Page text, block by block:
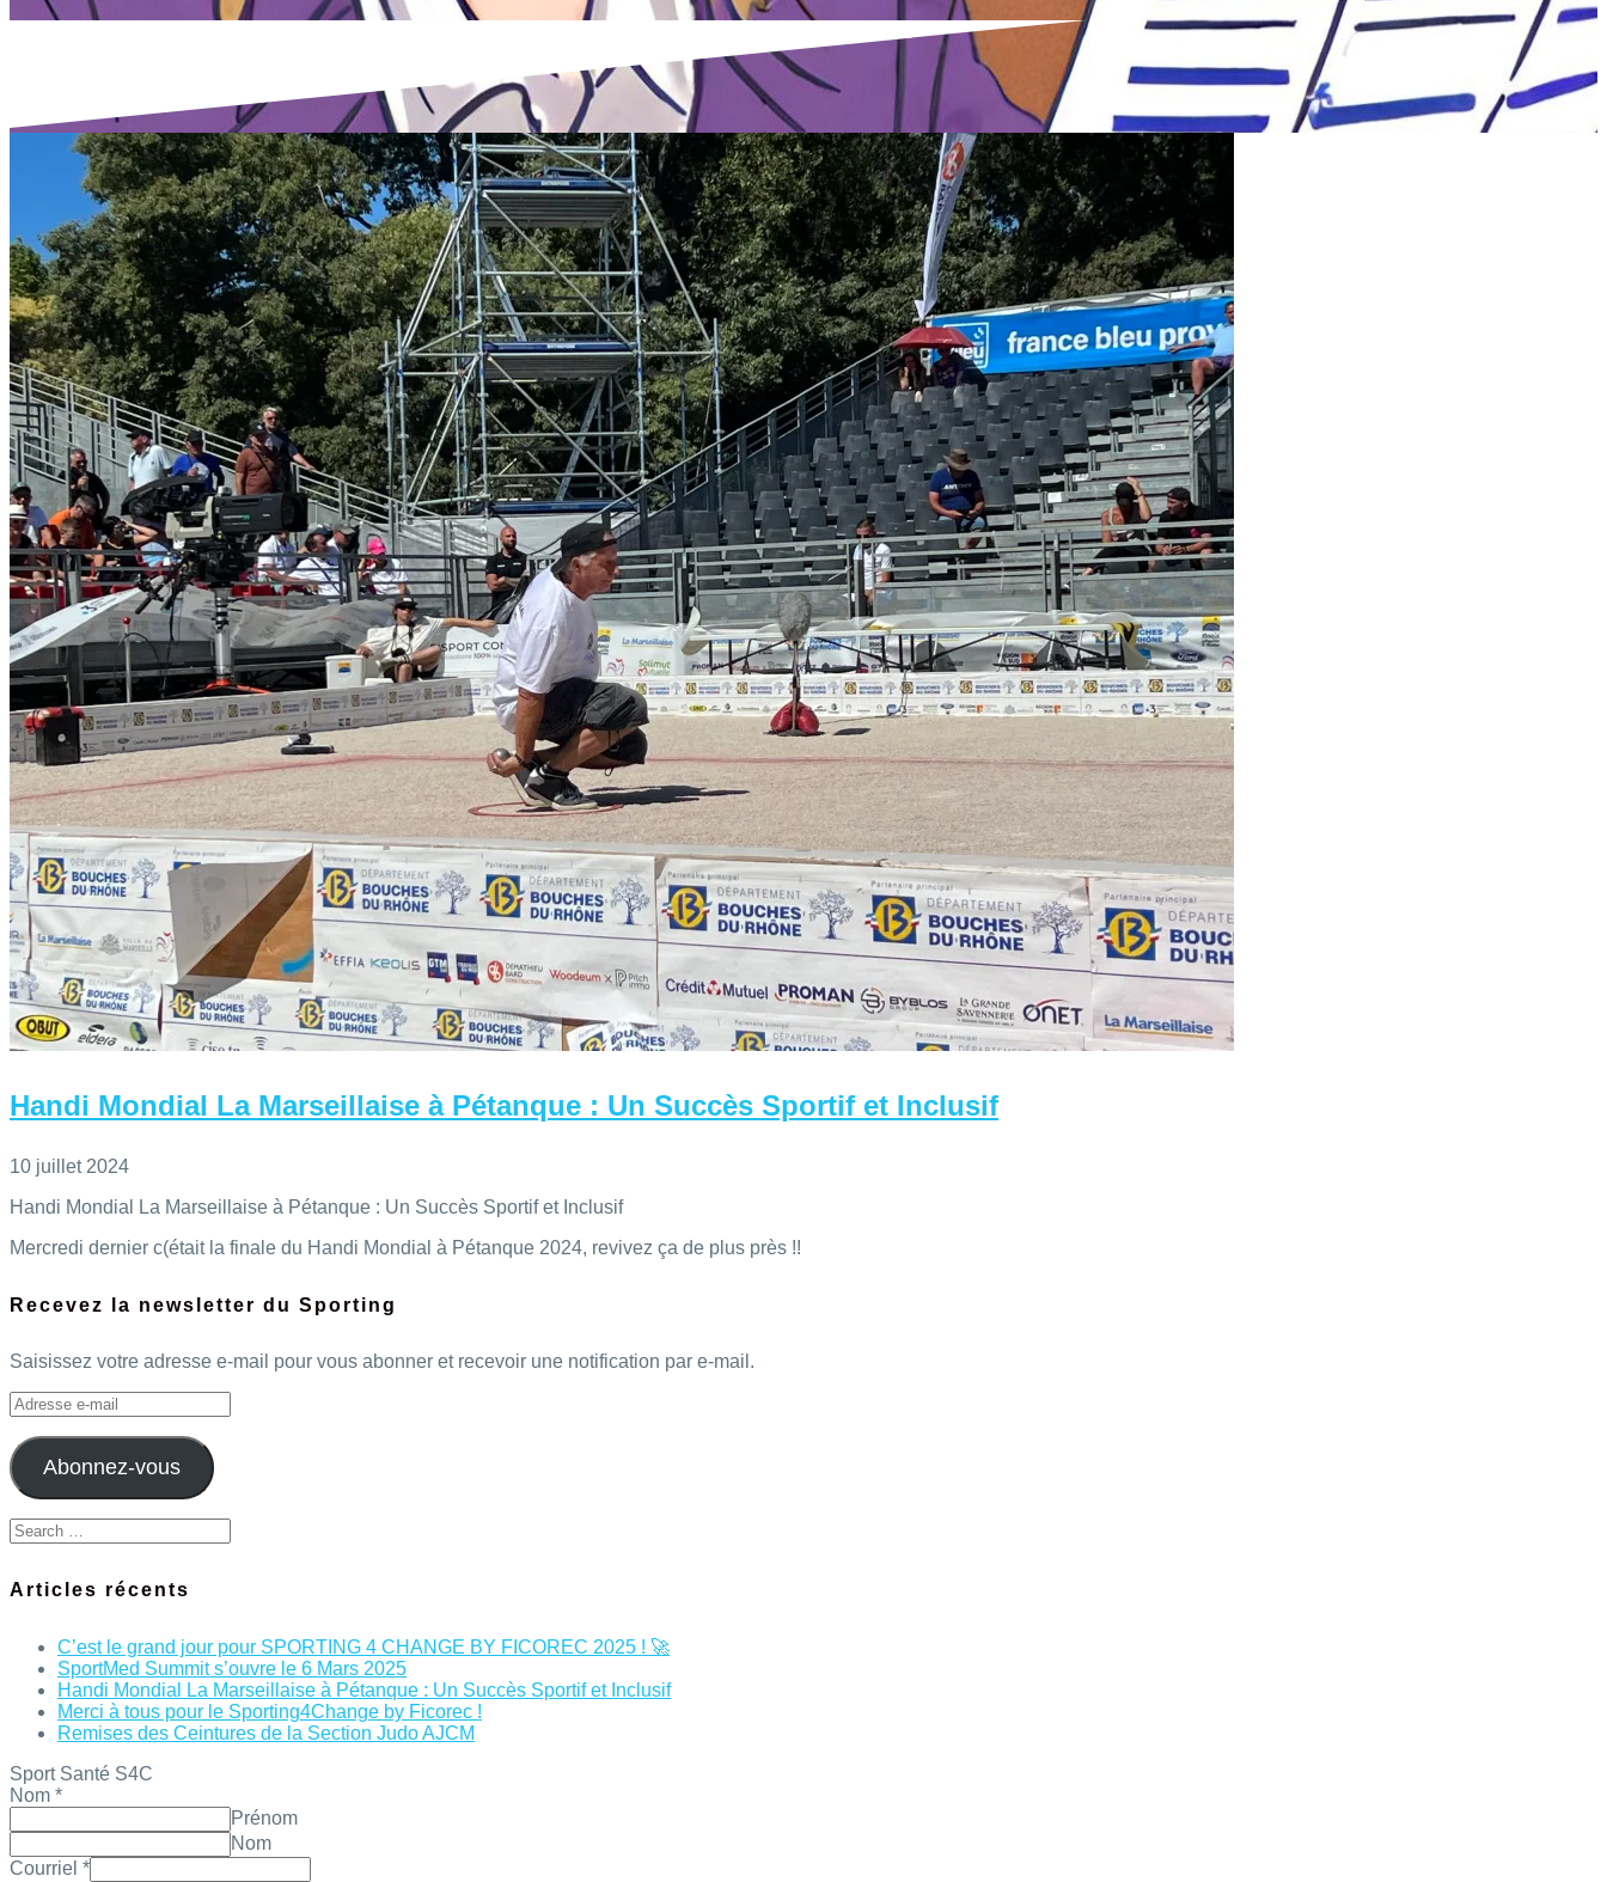
Handi Mondial La Marseillaise à Pétanque : Un Succès Sportif et Inclusif
10 juillet 2024
Handi Mondial La Marseillaise à Pétanque : Un Succès Sportif et Inclusif
Mercredi dernier c(était la finale du Handi Mondial à Pétanque 2024, revivez ça de plus près !!
Recevez la newsletter du Sporting
Saisissez votre adresse e-mail pour vous abonner et recevoir une notification par e-mail.
Adresse
e-
mail
Abonnez-vous
Search
for:
Articles récents
C’est le grand jour pour SPORTING 4 CHANGE BY FICOREC 2025 ! 🚀
SportMed Summit s’ouvre le 6 Mars 2025
Handi Mondial La Marseillaise à Pétanque : Un Succès Sportif et Inclusif
Merci à tous pour le Sporting4Change by Ficorec !
Remises des Ceintures de la Section Judo AJCM
Sport Santé S4C
Nom *
Prénom
Nom
Courriel *